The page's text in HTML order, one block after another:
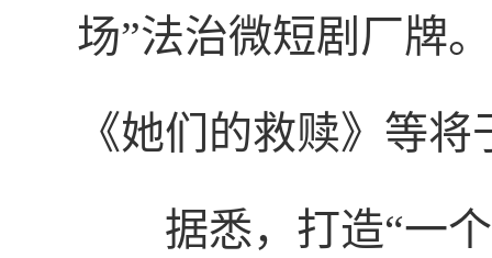
场”法治微短剧厂牌
《她们的救赎》等
据悉，打造“一